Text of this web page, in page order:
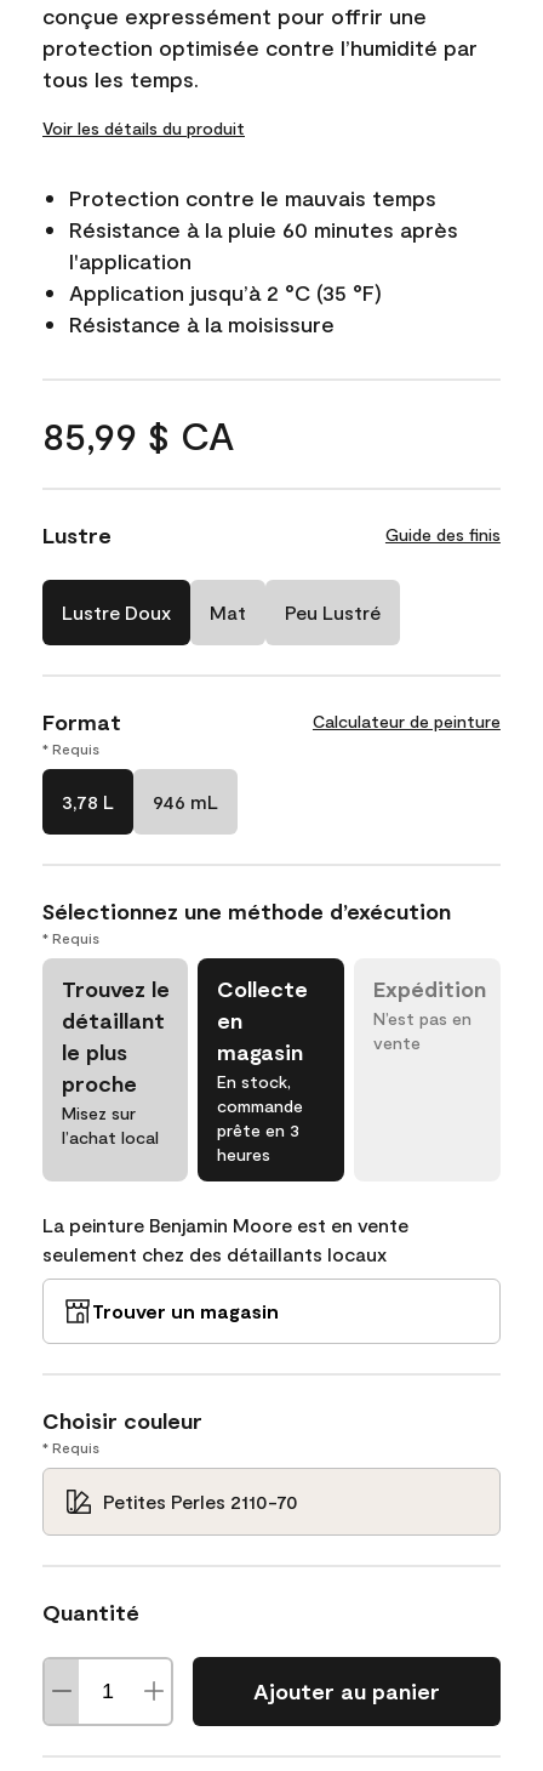
conçue expressément pour offrir une
protection optimisée contre l’humidité par
tous les temps.
Voir les détails du produit
Protection contre le mauvais temps
Résistance à la pluie 60 minutes après
l'application
Application jusqu’à 2 °C (35 °F)
Résistance à la moisissure
85,99 $ CA
Lustre Guide des finis
Lustre Doux Mat Peu Lustré
Format Calculateur de peinture
* Requis
3,78 L 946 mL
Sélectionnez une méthode d’exécution
* Requis
Trouvez le
détaillant
le plus
proche
Misez sur
l’achat local
Collecte
en
magasin
En stock,
commande
prête en 3
heures
Expédition
N’est pas en
vente
La peinture Benjamin Moore est en vente
seulement chez des détaillants locaux
Trouver un magasin
Choisir couleur
* Requis
Petites Perles 2110-70
Quantité
Ajouter au panier